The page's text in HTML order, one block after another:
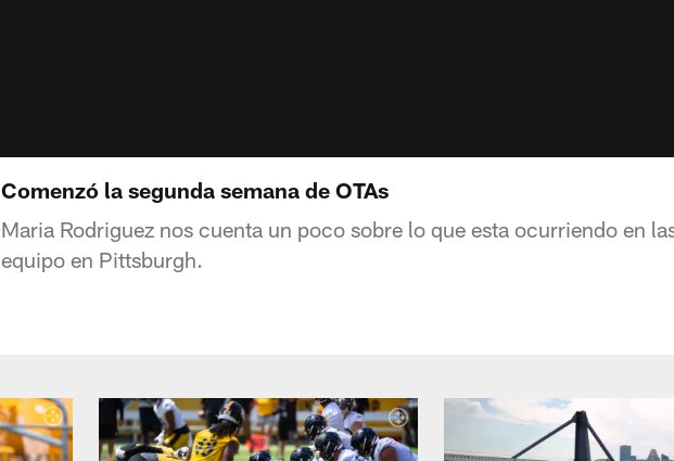
Comenzó la segunda semana de OTAs
Maria Rodriguez nos cuenta un poco sobre lo que esta ocurriendo en
equipo en Pittsburgh.